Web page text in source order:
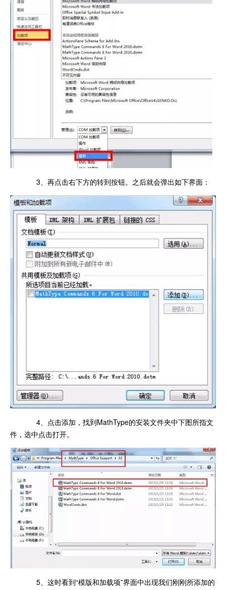
3、再点击右下方的转到按钮。之后就会弹出如下界面：
4、点击添加，找到MathType的安装文件夹中下图所指文
件，选中点击打开。
5、这时看到“模版和加载项”界面中出现我们刚刚所添加的